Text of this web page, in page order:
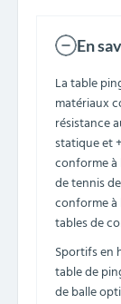
En
La table
matériaux
résistance
statique et
conforme à
de tennis
conforme à
tables de
Sportifs en
table de
de balle